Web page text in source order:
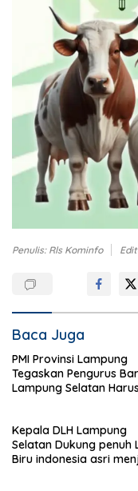
Penulis: Rls Kominfo
Baca Juga
PMI Provinsi Lampung
Tegaskan Pengurus
Lampung Selatan Harus
Kepala DLH Lampung
Selatan Dukung penuh
Biru indonesia asri